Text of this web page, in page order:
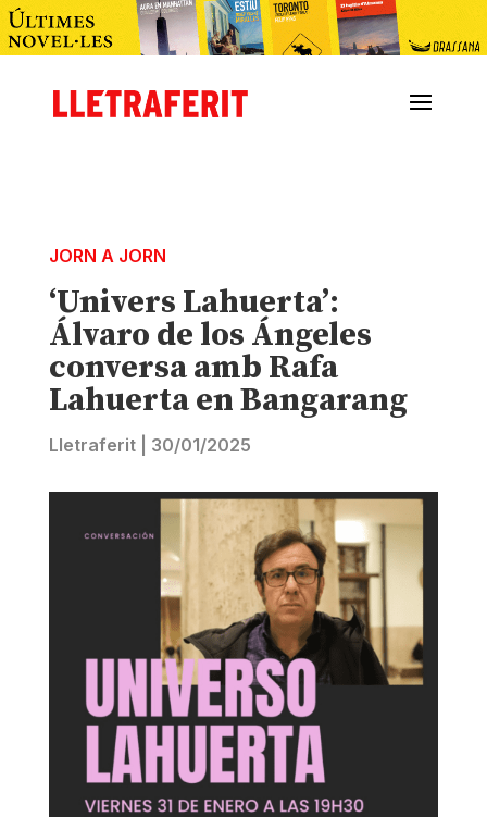
JORN A JORN
‘Univers Lahuerta’:
Álvaro de los Ángeles
conversa amb Rafa
Lahuerta en Bangarang
Lletraferit| 30/01/2025